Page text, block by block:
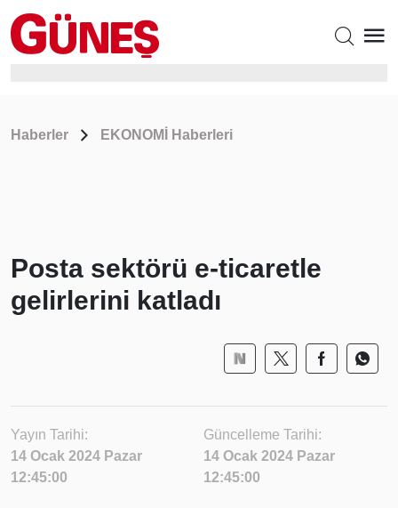
Haberler EKONOMİ Haberleri
Posta sektörü e-ticaretle
gelirlerini katladı
Yayın Tarihi:
14 Ocak 2024 Pazar
12:45:00
Güncelleme Tarihi:
14 Ocak 2024 Pazar
12:45:00